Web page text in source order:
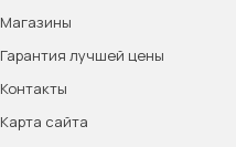
Магазины
Гарантия лучшей цены
Контакты
Карта сайта